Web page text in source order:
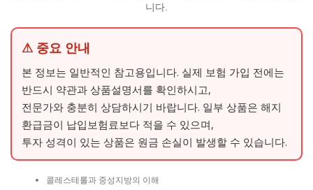
니다.
⚠ 중요 안내
본 정보는 일반적인 참고용입니다. 실제 보험 가입 전에는
반드시 약관과 상품설명서를 확인하시고,
전문가와 충분히 상담하시기 바랍니다. 일부 상품은 해지
환급금이 납입보험료보다 적을 수 있으며,
투자 성격이 있는 상품은 원금 손실이 발생할 수 있습니다.
콜레스테롤과 중성지방의 이해